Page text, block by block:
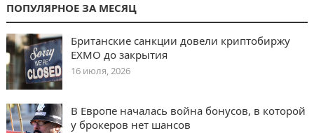
ПОПУЛЯРНОЕ ЗА МЕСЯЦ
Британские санкции довели криптобиржу
EXMO до закрытия
16 июля, 2026
В Европе началась война бонусов, в которой
у брокеров нет шансов